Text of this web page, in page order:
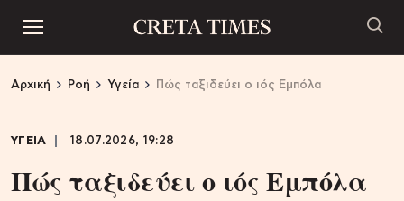
Αρχική Ροή Υγεία Πώς ταξιδεύει ο ιός Εμπόλα
ΥΓΕΙΑ 18.07.2026, 19:28
Πώς ταξιδεύει ο ιός Εμπόλα